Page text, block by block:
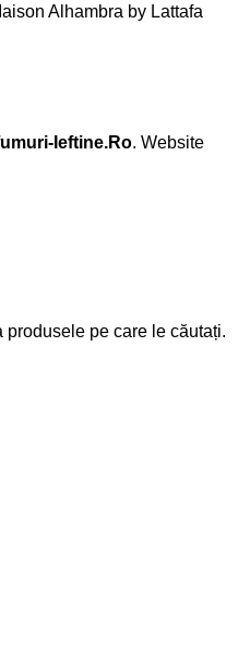
Alhambra by Lattafa
Ieftine.Ro. Website
produsele pe care le căutați.